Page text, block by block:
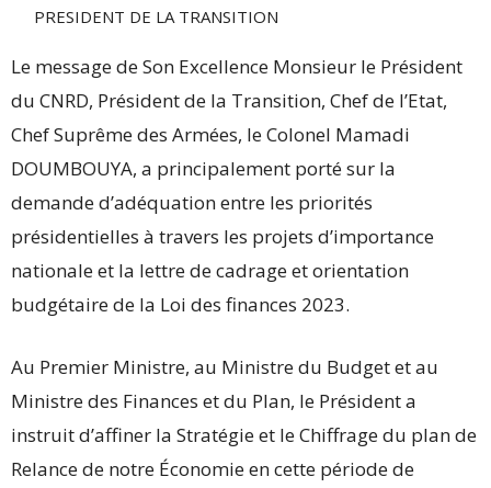
PRESIDENT DE LA TRANSITION
Le message de Son Excellence Monsieur le Président
du CNRD, Président de la Transition, Chef de l’Etat,
Chef Suprême des Armées, le Colonel Mamadi
DOUMBOUYA, a principalement porté sur la
demande d’adéquation entre les priorités
présidentielles à travers les projets d’importance
nationale et la lettre de cadrage et orientation
budgétaire de la Loi des finances 2023.
Au Premier Ministre, au Ministre du Budget et au
Ministre des Finances et du Plan, le Président a
instruit d’affiner la Stratégie et le Chiffrage du plan de
Relance de notre Économie en cette période de